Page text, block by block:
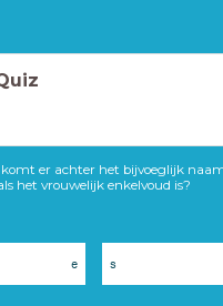
er achter het bijvoeglijk
het vrouwelijk enkelvoud is?
e s